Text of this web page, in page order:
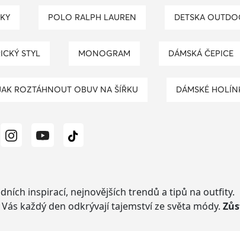
POLO RALPH LAUREN DETSKA
STYL MONOGRAM DÁMSKÁ ČEPICE
JAK ROZTÁHNOUT OBUV NA ŠÍŘKU DÁMSKÉ
inspirací, nejnovějších trendů a tipů na outfity.
každý den odkrývají tajemství ze světa módy.